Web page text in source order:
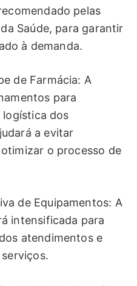
pelas
Saúde, para garantir
à demanda.
de Farmácia: A
para
dos
a evitar
o processo de
de Equipamentos: A
intensificada para
atendimentos e